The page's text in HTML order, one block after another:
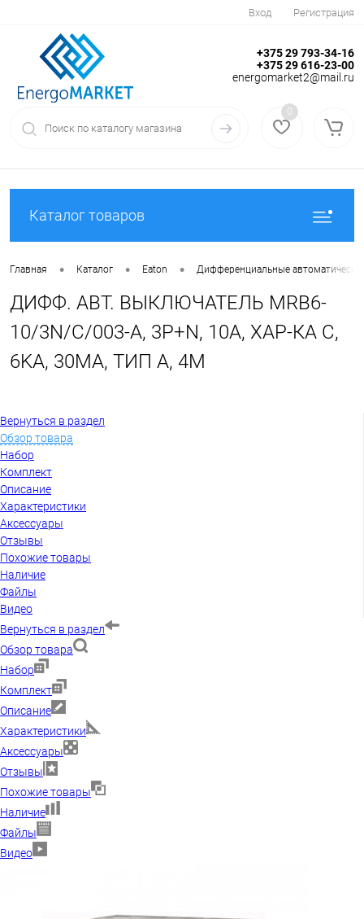
Вход Регистрация
+375 29 793-34-16
+375 29 616-23-00
energomarket2@mail.ru
0
Каталог товаров
Главная • Каталог • Eaton • Дифференциальные
ДИФФ. АВТ. ВЫКЛЮЧАТЕЛЬ MRB6-
10/3N/C/003-A, 3P+N, 10A, ХАР-КА C,
6KA, 30MA, ТИП А, 4M
Вернуться в раздел
Обзор товара
Набор
Комплект
Описание
Характеристики
Аксессуары
Отзывы
Похожие товары
Наличие
Файлы
Видео
Вернуться в раздел
Обзор товара
Набор
Комплект
Описание
Характеристики
Аксессуары
Отзывы
Похожие товары
Наличие
Файлы
Видео